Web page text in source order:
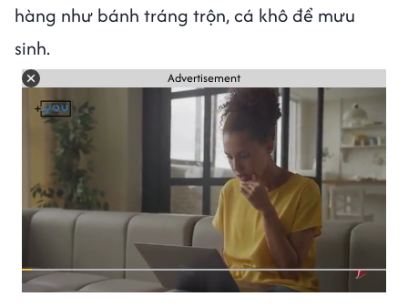
hàng như bánh tráng trộn, cá khô để mưu
sinh.
Advertisement